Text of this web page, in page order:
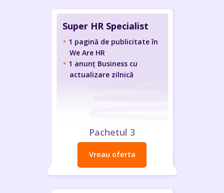
Super HR Specialist
1 pagină de publicitate în
We Are HR
1 anunț Business cu
actualizare zilnică
Pachetul 3
Vreau oferta